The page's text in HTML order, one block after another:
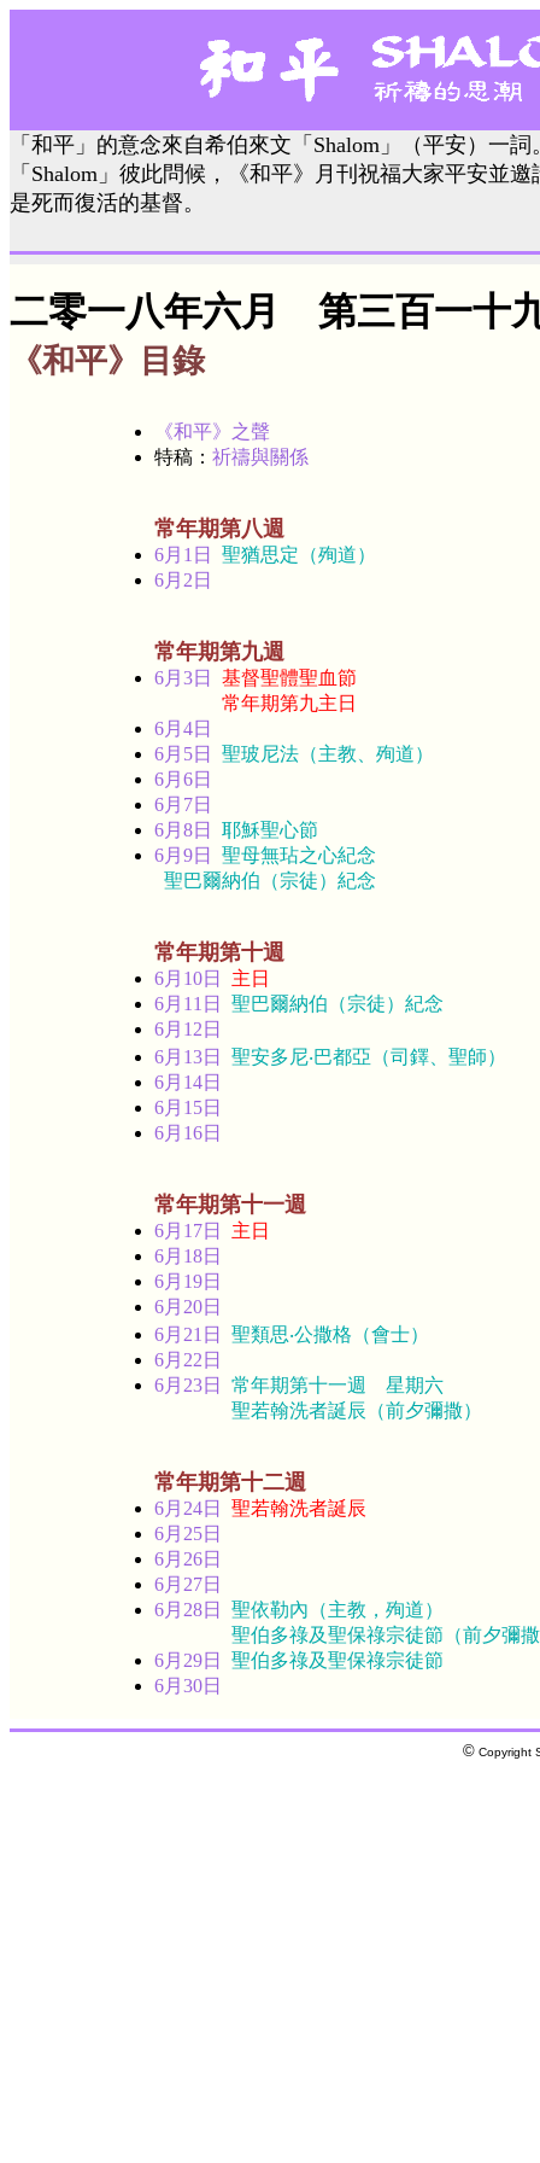
「和平」的意念來自希伯來文「Shalom」（平安）一
「Shalom」彼此問候，《和平》月刊祝福大家平安並
是死而復活的基督。
二零一八年六月 第三百一十
《和平》目錄
《和平》之聲
特稿： 祈禱與關係
常年期第八週
6月1日 聖猶思定（殉道）
6月2日
常年期第九週
6月3日
基督聖體聖血節
常年期第九主日
6月4日
6月5日
聖玻尼法（主教、殉道）
6月6日
6月7日
6月8日
耶穌聖心節
6月9日
聖母無玷之心紀念
聖巴爾納伯（宗徒）紀念
常年期第十週
6月10日
主日
6月11日
聖巴爾納伯（宗徒）紀念
6月12日
6月13日
聖安多尼‧巴都亞（司鐸、聖師）
6月14日
6月15日
6月16日
常年期第十一週
6月17日
主日
6月18日
6月19日
6月20日
6月21日
聖類思‧公撒格（會士）
6月22日
6月23日 常年期第十一週 星期六
聖若翰洗者誕辰（前夕彌撒）
常年期第十二週
6月24日
聖若翰洗者誕辰
6月25日
6月26日
6月27日
6月28日
聖依勒內（主教，殉道）
聖伯多祿及聖保祿宗徒節（前夕彌
6月29日
聖伯多祿及聖保祿宗徒節
6月30日
© Copyright